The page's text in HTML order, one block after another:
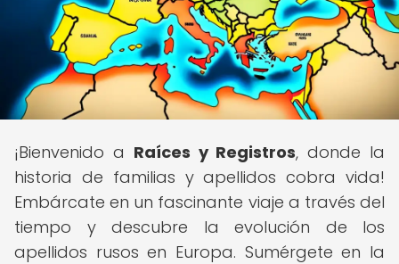
¡Bienvenido a Raíces y Registros, donde la
historia de familias y apellidos cobra vida!
Embárcate en un fascinante viaje a través del
tiempo y descubre la evolución de los
apellidos rusos en Europa. Sumérgete en la